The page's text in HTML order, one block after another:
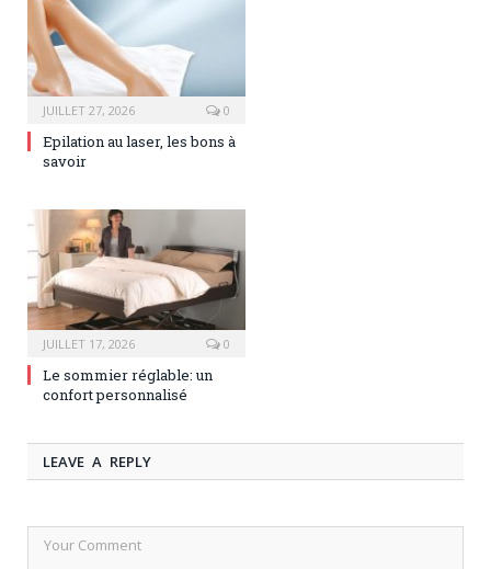
JUILLET 27, 2026 0
Epilation au laser, les bons à
savoir
JUILLET 17, 2026 0
Le sommier réglable: un
confort personnalisé
LEAVE A REPLY